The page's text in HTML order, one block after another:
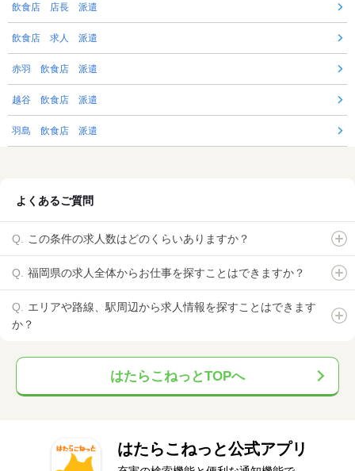
飲食店 店長 派遣
飲食店 求人 派遣
赤羽 飲食店 派遣
越谷 飲食店 派遣
羽島 飲食店 派遣
よくあるご質問
この条件の求人数はどのくらいありますか？
福岡県の求人全体からお仕事を探すことはできますか？
エリアや路線、駅周辺から求人情報を探すことはできます
か？
はたらこねっとTOPへ
はたらこねっと公式アプリ